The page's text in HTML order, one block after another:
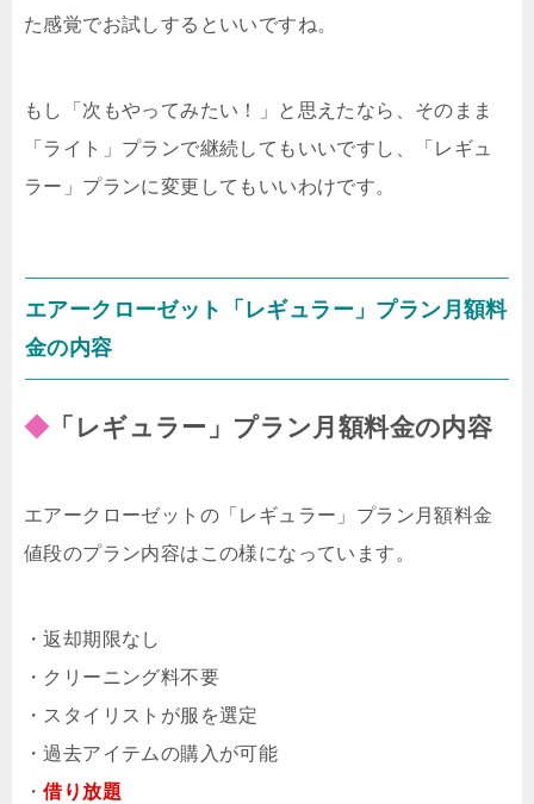
た感覚でお試しするといいですね。
もし「次もやってみたい！」と思えたなら、そのまま
「ライト」プランで継続してもいいですし、「レギュ
ラー」プランに変更してもいいわけです。
エアークローゼット「レギュラー」プラン月額料
金の内容
◆ 「レギュラー」プラン月額料金の内容
エアークローゼットの「レギュラー」プラン月額料金
値段のプラン内容はこの様になっています。
・返却期限なし
・クリーニング料不要
・スタイリストが服を選定
・過去アイテムの購入が可能
・借り放題